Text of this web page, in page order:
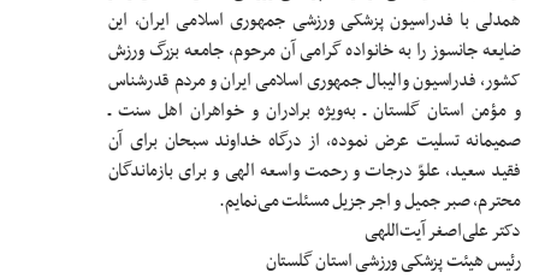
همدلی با فدراسیون پزشکی ورزشی جمهوری اسلامی ایران، این
ضایعه جانسوز را به خانواده گرامی آن مرحوم، جامعه بزرگ ورزش
کشور، فدراسیون والیبال جمهوری اسلامی ایران و مردم قدرشناس
و مؤمن استان گلستان ـ به‌ویژه برادران و خواهران اهل سنت ـ
صمیمانه تسلیت عرض نموده، از درگاه خداوند سبحان برای آن
فقید سعید، علوّ درجات و رحمت واسعه الهی و برای بازماندگان
محترم، صبر جمیل و اجر جزیل مسئلت می‌نمایم.
دکتر علی‌اصغر آیت‌اللهی
رئیس هیئت پزشکی ورزشی استان گلستان